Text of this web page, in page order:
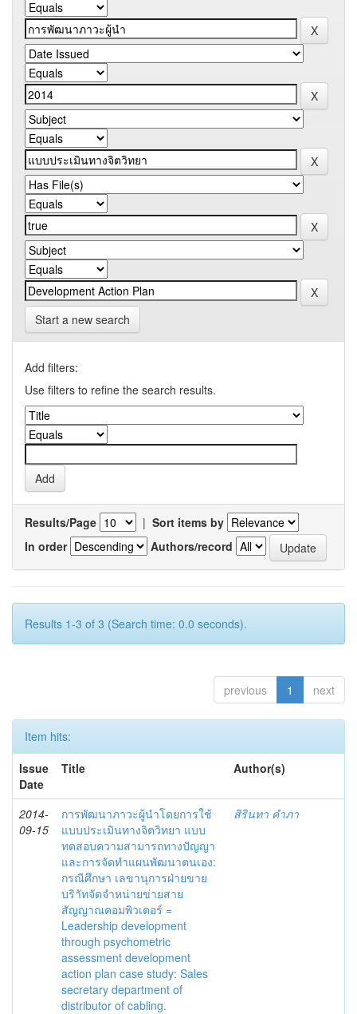
Start a new search
Add filters:
Use filters to refine the search results.
Results/Page | Sort items by
In order
Authors/record
Results 1-3 of 3 (Search time: 0.0 seconds).
previous 1 next
Item hits:
Issue
Date
Title Author(s)
2014-
09-15
การพัฒนาภาวะผู้นำโดยการใช้
แบบประเมินทางจิตวิทยา แบบ
ทดสอบความสามารถทางปัญญา
และการจัดทำแผนพัฒนาตนเอง:
กรณีศึกษา เลขานุการฝ่ายขาย
บริาัทจัดจำหน่ายข่ายสาย
สัญญาณคอมพิวเตอร์ =
Leadership development
through psychometric
assessment development
action plan case study: Sales
secretary department of
distributor of cabling.
สิรินทา คำภา